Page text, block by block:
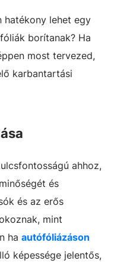
hatékony lehet egy
borítanak? Ha
most tervezed,
karbantartási
ahhoz,
és
és az erős
mint
ha autófóliázáson
képessége jelentős,